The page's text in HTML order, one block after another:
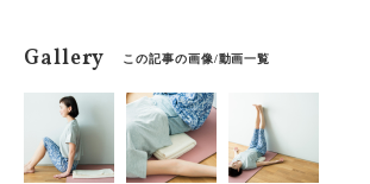
Gallery この記事の画像/動画一覧